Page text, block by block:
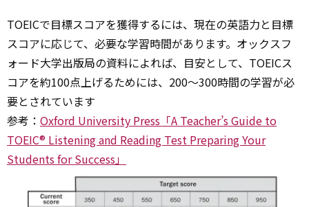
TOEICで目標スコアを獲得するには、現在の英語力と目標
スコアに応じて、必要な学習時間があります。オックスフ
ォード大学出版局の資料によれば、目安として、TOEICス
コアを約100点上げるためには、200～300時間の学習が必
要とされています
参考： Oxford University Press「A Teacher’s Guide to
TOEIC® Listening and Reading Test Preparing Your
Students for Success」